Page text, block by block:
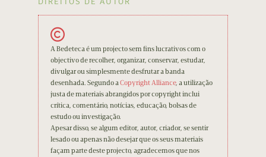
A Bedeteca é um projecto sem fins lucrativos com o
objectivo de recolher, organizar, conservar, estudar,
divulgar ou simplesmente desfrutar a banda
desenhada. Segundo aCopyright Alliance, a utilização
justa de materiais abrangidos por copyright inclui
crítica, comentário, notícias, educação, bolsas de
estudo ou investigação.
Apesar disso, se algum editor, autor, criador, se sentir
lesado ou apenas não desejar que os seus materiais
façam parte deste projecto, agradecemos que nos